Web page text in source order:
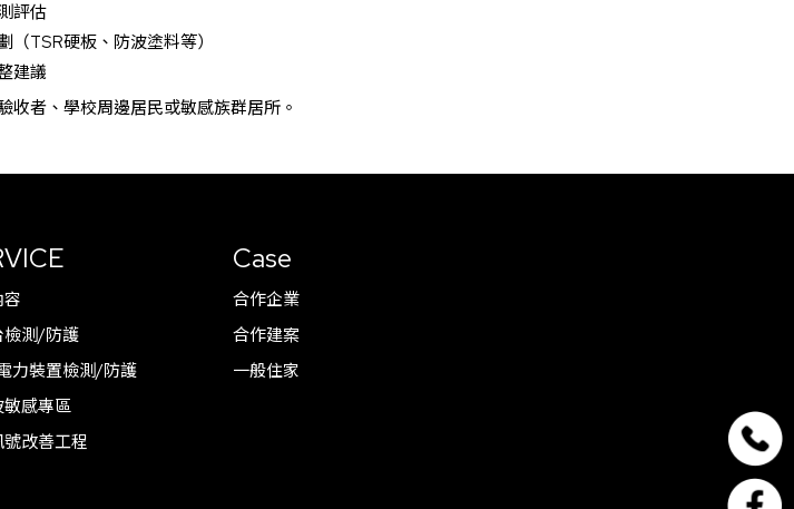
評估
（TSR硬板、防波塗料等）
建議
收者、學校周邊居民或敏感族群居所。
檢測/防護
力裝置檢測/防護
敏感專區
改善工程
Case
合作企業
合作建案
一般住家